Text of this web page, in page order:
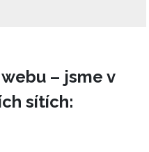
– jsme v
sítích: